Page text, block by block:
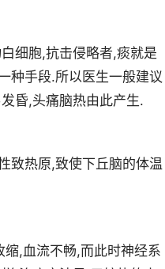
细胞,抗击侵略者,痰就是
种手段.所以医生一般建议
昏,头痛脑热由此产生.
致热原,致使下丘脑的体温
,血流不畅,而此时神经系